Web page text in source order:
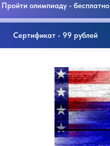
Пройти олимпиаду - бесплатно
Сертификат - 99 рублей